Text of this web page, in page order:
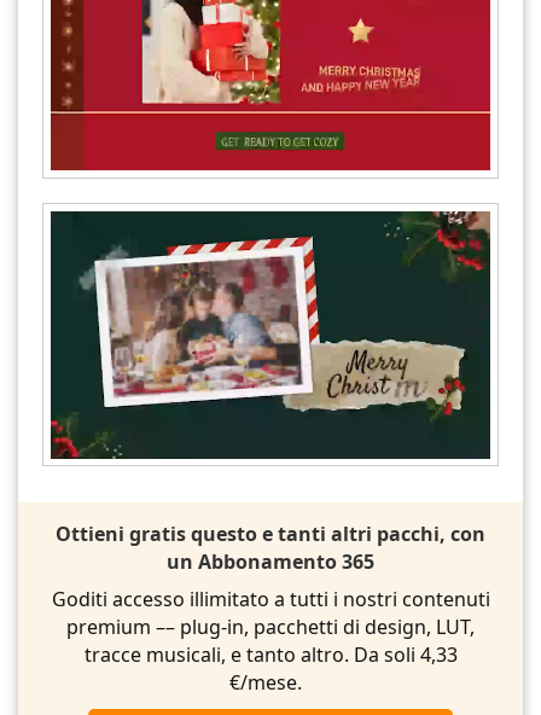
Ottieni gratis questo e tanti altri pacchi, con
un Abbonamento 365
Goditi accesso illimitato a tutti i nostri contenuti
premium –– plug-in, pacchetti di design, LUT,
tracce musicali, e tanto altro. Da soli 4,33
€/mese.